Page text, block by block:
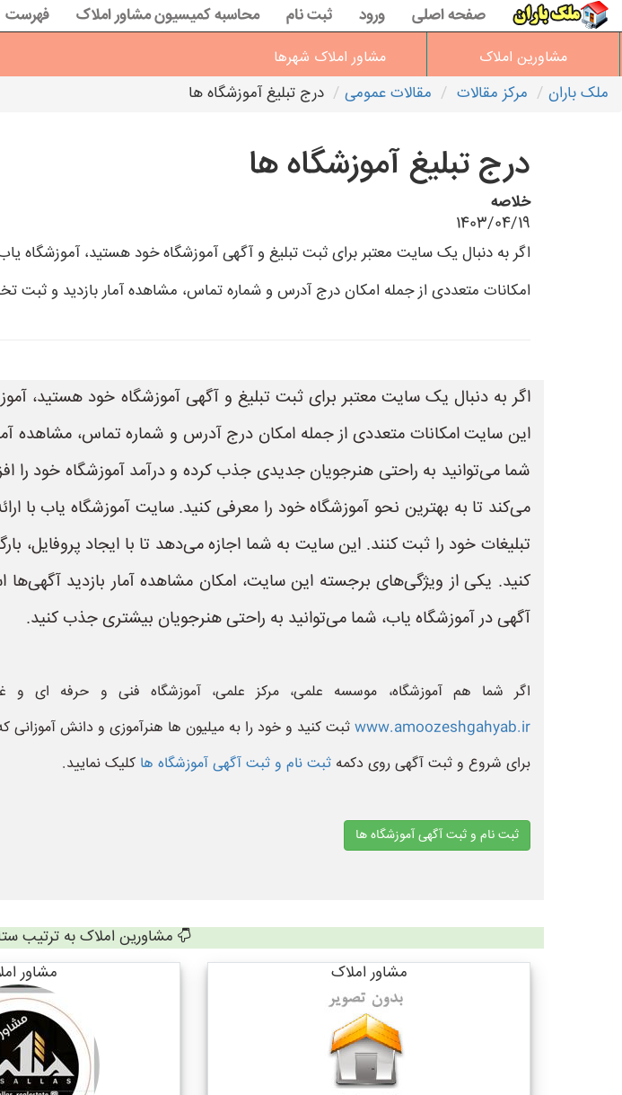
صفحه اصلی ورود ثبت نام محاسبه کمیسیون مشاور املاک فهرست
مشاورین املاک
مشاور املاک شهرها
ملک باران
مرکز مقالات مقالات عمومی درج تبلیغ آموزشگاه ها
درج تبلیغ آموزشگاه ها
خلاصه
1403/04/19
امکانات متعددی از جمله امکان درج آدرس و شماره تماس، مشاهده آمار بازدید و ثبت
این سایت امکانات متعددی از جمله امکان درج آدرس و شماره تماس، مشاهده
شما می‌توانید به راحتی هنرجویان جدیدی جذب کرده و درآمد آموزشگاه خود
می‌کند تا به بهترین نحو آموزشگاه خود را معرفی کنید. سایت آموزشگاه یاب با
تبلیغات خود را ثبت کنند. این سایت به شما اجازه می‌دهد تا با ایجاد پروفایل،
کنید. یکی از ویژگی‌های برجسته این سایت، امکان مشاهده آمار بازدید
آگهی در آموزشگاه یاب، شما می‌توانید به راحتی هنرجویان بیشتری جذب کنید.
اگر شما هم آموزشگاه، موسسه علمی، مرکز علمی، آموزشگاه فنی و حرفه ای
www.amoozeshgahyab.irثبت کنید و خود را به میلیون ها هنرآموزی و دانش آموزانی
برای شروع و ثبت آگهی روی دکمه ثبت نام و ثبت آگهی آموزشگاه ها کلیک نمایید.
ثبت نام و ثبت آگهی آموزشگاه ها
مشاورین املاک به ترتیب
مشاور املاک
مشاور